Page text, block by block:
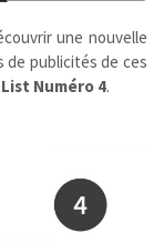
une nouvelle
de publicités de ces
Numéro 4.